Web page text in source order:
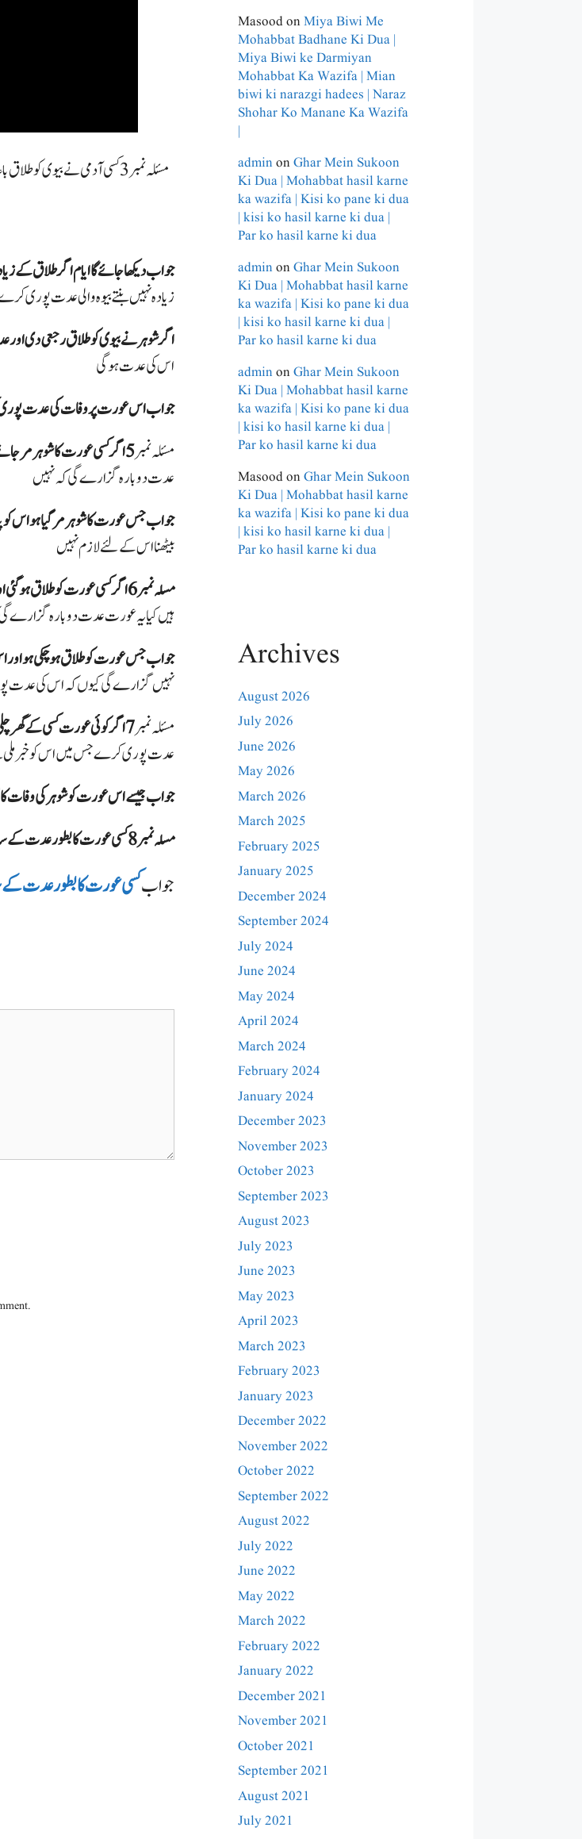
مسئلہ نمبر 3 کسی آدمی نے
جوابدیکھا جائے گا ایام اگر طلاق کے
زیادہ نہیں بنتے بیوہ والی عدت پوری
اگر شوہر نے بیوی کو طلاق رجعی دی اور
اس کی عدت ہوگی
جواب اس عورت پر وفات کی عدت پوری
مسئلہ نمبر
عدت دوبارہ گزارے گی کہ نہیں
جواب جس عورت کا شوہر مر گیا ہو اس کو
بیٹھنا اس کے لئے لازم نہیں
مسلہ نمبر 6 اگر کسی عورت کو طلاق ہو گئی اور اس کو پتا نہیں چلا جب پتہ چلا تو اتنے ایام پورے ہو
ہیں کیا یہ عورت عدت دوبارہ گزارے
جوابجس عورت کو طلاق ہو چکی ہو اور
نہیں گزارے گی کیوں کہ اس کی عدت
مسئلہ نمبر7 اگر کوئی عورت کسی کے گھر چلی جائے اور اس کا شوہر مر جائے تو اس کی عدت کہاں
عدت پوری کرے جس میں اس کو خبر ملی
جواب جیسے اس عورت کو شوہر کی وفات
مسلہ نمبر 8 کسی عورت کا بطور عدت کے سال بھر کے لئے بیٹھنا کیسا ہے کیا یہ جائز ہے
جوابکسی عورت کا بطور عدت کے
MasoodonMiya Biwi Me
Mohabbat Badhane Ki Dua |
Miya Biwi ke Darmiyan
Mohabbat Ka Wazifa | Mian
biwi ki narazgi hadees | Naraz
Shohar Ko Manane Ka Wazifa
|
adminonGhar Mein Sukoon
Ki Dua | Mohabbat hasil karne
ka wazifa | Kisi ko pane ki dua
| kisi ko hasil karne ki dua |
Par ko hasil karne ki dua
adminonGhar Mein Sukoon
Ki Dua | Mohabbat hasil karne
ka wazifa | Kisi ko pane ki dua
| kisi ko hasil karne ki dua |
Par ko hasil karne ki dua
adminonGhar Mein Sukoon
Ki Dua | Mohabbat hasil karne
ka wazifa | Kisi ko pane ki dua
| kisi ko hasil karne ki dua |
Par ko hasil karne ki dua
MasoodonGhar Mein Sukoon
Ki Dua | Mohabbat hasil karne
ka wazifa | Kisi ko pane ki dua
| kisi ko hasil karne ki dua |
Par ko hasil karne ki dua
Archives
August 2026
July 2026
June 2026
May 2026
March 2026
March 2025
February 2025
January 2025
December 2024
September 2024
July 2024
June 2024
May 2024
April 2024
March 2024
February 2024
January 2024
December 2023
November 2023
October 2023
September 2023
August 2023
July 2023
June 2023
May 2023
April 2023
March 2023
February 2023
January 2023
December 2022
November 2022
October 2022
September 2022
August 2022
July 2022
June 2022
May 2022
March 2022
February 2022
January 2022
December 2021
November 2021
October 2021
September 2021
August 2021
July 2021